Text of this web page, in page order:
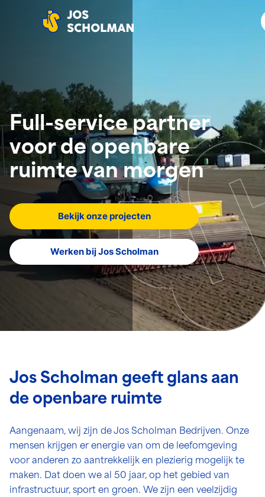
Full-service partner
voor de openbare
ruimte van morgen
Bekijk onze projecten
Werken bij Jos Scholman
Jos Scholman geeft glans aan
de openbare ruimte
Aangenaam, wij zijn de Jos Scholman Bedrijven. Onze
mensen krijgen er energie van om de leefomgeving
voor anderen zo aantrekkelijk en plezierig mogelijk te
maken. Dat doen we al 50 jaar, op het gebied van
infrastructuur, sport en groen. We zijn een veelzijdig